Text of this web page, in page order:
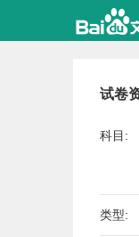
试卷
科目:
类型: